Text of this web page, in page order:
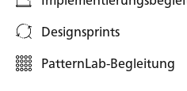
Designsprints
PatternLab-Begleitung